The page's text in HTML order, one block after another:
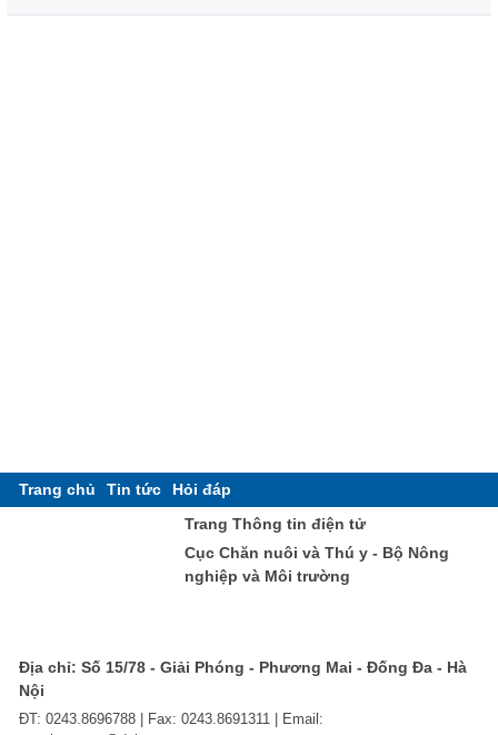
Trang chủ Tin tức
Hỏi đáp
Trang Thông tin điện tử
Cục Chăn nuôi và Thú y - Bộ Nông
nghiệp và Môi trường
Địa chỉ: Số 15/78 - Giải Phóng - Phương Mai - Đống Đa - Hà
Nội
ĐT: 0243.8696788 | Fax: 0243.8691311 | Email: